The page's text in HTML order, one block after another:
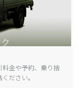
料金や予約、乗り捨
ださい。